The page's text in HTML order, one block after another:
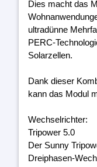
Dies macht das
ultradünne
PERC-
Solarzellen.
Dank dieser
kann das Modul
Wechselrichter:
Tripower 5.0
Der Sunny
Dreiphasen-